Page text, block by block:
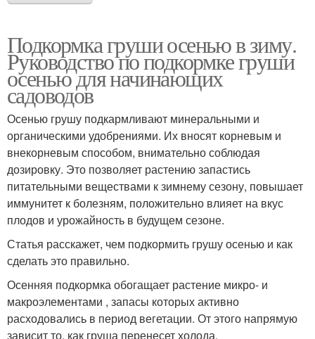
Подкормка груши осенью в зиму.
Руководство по подкормке груши
осенью для начинающих
садоводов
Осенью грушу подкармливают минеральными и
органическими удобрениями. Их вносят корневым и
внекорневым способом, внимательно соблюдая
дозировку. Это позволяет растению запастись
питательными веществами к зимнему сезону, повышает
иммунитет к болезням, положительно влияет на вкус
плодов и урожайность в будущем сезоне.
Статья расскажет, чем подкормить грушу осенью и как
сделать это правильно.
Осенняя подкормка обогащает растение микро- и
макроэлементами , запасы которых активно
расходовались в период вегетации. От этого напрямую
зависит то, как груша перенесет холода.